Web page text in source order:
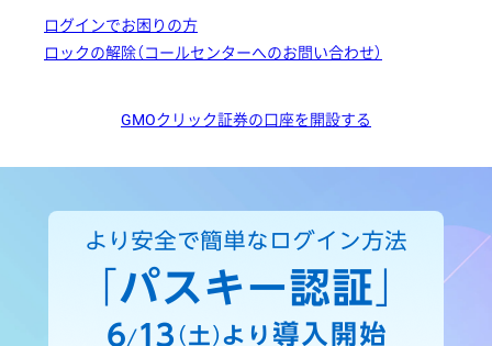
ログインでお困りの方
ロックの解除（コールセンターへのお問い合わせ）
GMOクリック証券の口座を開設する